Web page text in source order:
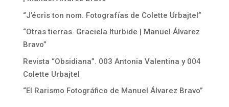
“J’écris ton nom. Fotografías de Colette Urbajtel”
“Otras tierras. Graciela Iturbide | Manuel Álvarez
Bravo”
Revista “Obsidiana”. 003 Antonia Valentina y 004
Colette Urbajtel
“El Rarismo Fotográfico de Manuel Álvarez Bravo”